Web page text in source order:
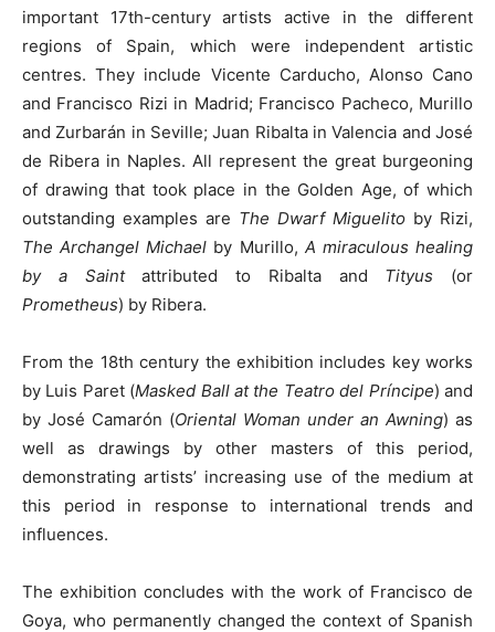
important 17th-century artists active in the different
regions of Spain, which were independent artistic
centres. They include Vicente Carducho, Alonso Cano
and Francisco Rizi in Madrid; Francisco Pacheco, Murillo
and Zurbarán in Seville; Juan Ribalta in Valencia and José
de Ribera in Naples. All represent the great burgeoning
of drawing that took place in the Golden Age, of which
outstanding examples are The Dwarf Miguelito by Rizi,
The Archangel Michael by Murillo, A miraculous healing
by a Saintattributed to Ribalta and Tityus (or
Prometheus) by Ribera.
From the 18th century the exhibition includes key works
by Luis Paret (Masked Ball at the Teatro del Príncipe) and
by José Camarón (Oriental Woman under an Awning) as
well as drawings by other masters of this period,
demonstrating artists’ increasing use of the medium at
this period in response to international trends and
influences.
The exhibition concludes with the work of Francisco de
Goya, who permanently changed the context of Spanish